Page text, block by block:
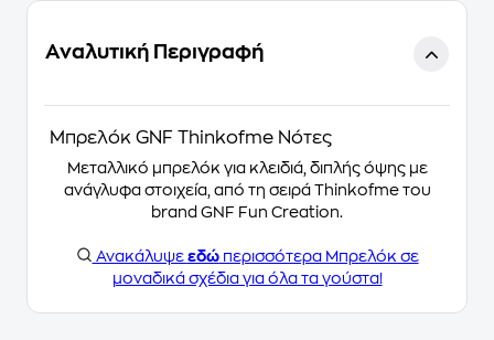
Αναλυτική Περιγραφή
Μπρελόκ GNF Thinkofme Νότες
Μεταλλικό μπρελόκ για κλειδιά, διπλής όψης με
ανάγλυφα στοιχεία, από τη σειρά Thinkofme του
brand GNF Fun Creation.
Ανακάλυψε εδώπερισσότερα Μπρελόκ σε
μοναδικά σχέδια για όλα τα γούστα!